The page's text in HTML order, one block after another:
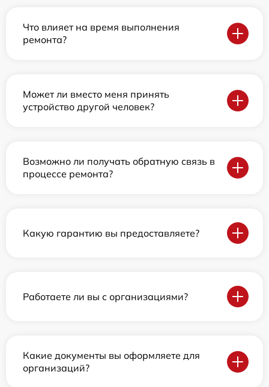
Что влияет на время выполнения
ремонта?
Может ли вместо меня принять
устройство другой человек?
Возможно ли получать обратную связь в
процессе ремонта?
Какую гарантию вы предоставляете?
Работаете ли вы с организациями?
Какие документы вы оформляете для
организаций?